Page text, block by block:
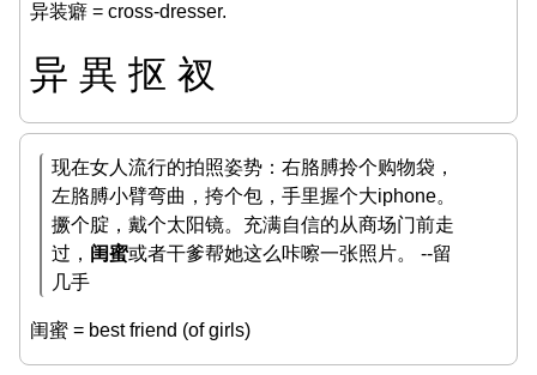
异装癖 = cross-dresser.
异 異 抠 衩
现在女人流行的拍照姿势：右胳膊拎个购物袋，
左胳膊小臂弯曲，挎个包，手里握个大iphone。
撅个腚，戴个太阳镜。充满自信的从商场门前走
过， 闺蜜或者干爹帮她这么咔嚓一张照片。 --留
几手
闺蜜 = best friend (of girls)